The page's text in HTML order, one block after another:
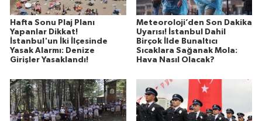
Hafta Sonu Plaj Planı
Yapanlar Dikkat!
İstanbul'un İki İlçesinde
Yasak Alarmı: Denize
Girişler Yasaklandı!
Meteoroloji’den Son Dakika
Uyarısı! İstanbul Dahil
Birçok İlde Bunaltıcı
Sıcaklara Sağanak Mola:
Hava Nasıl Olacak?